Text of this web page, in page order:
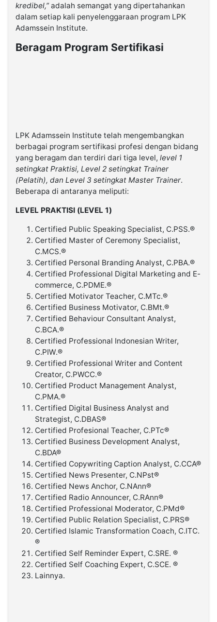
kredibel,”adalah semangat yang dipertahankan
dalam setiap kali penyelenggaraan program LPK
Adamssein Institute.
Beragam Program Sertifikasi
LPK Adamssein Institute telah mengembangkan
berbagai program sertifikasi profesi dengan bidang
yang beragam dan terdiri dari tiga level, level 1
setingkat Praktisi, Level 2 setingkat Trainer
(Pelatih), dan Level 3 setingkat Master Trainer.
Beberapa di antaranya meliputi:
LEVEL PRAKTISI (LEVEL 1)
Certified Public Speaking Specialist, C.PSS.®
Certified Master of Ceremony Specialist,
C.MCS.®
Certified Personal Branding Analyst, C.PBA.®
Certified Professional Digital Marketing and E-
commerce, C.PDME.®
Certified Motivator Teacher, C.MTc.®
Certified Business Motivator, C.BMt.®
Certified Behaviour Consultant Analyst,
C.BCA.®
Certified Professional Indonesian Writer,
C.PIW.®
Certified Professional Writer and Content
Creator, C.PWCC.®
Certified Product Management Analyst,
C.PMA.®
Certified Digital Business Analyst and
Strategist, C.DBAS®
Certified Profesional Teacher, C.PTc®
Certified Business Development Analyst,
C.BDA®
Certified Copywriting Caption Analyst, C.CCA®
Certified News Presenter, C.NPst®
Certified News Anchor, C.NAnn®
Certified Radio Announcer, C.RAnn®
Certified Professional Moderator, C.PMd®
Certified Public Relation Specialist, C.PRS®
Certified Islamic Transformation Coach, C.ITC.
®
Certified Self Reminder Expert, C.SRE. ®
Certified Self Coaching Expert, C.SCE. ®
Lainnya.